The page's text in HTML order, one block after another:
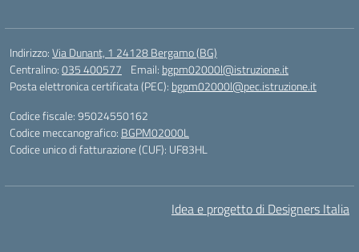
Indirizzo:Via Dunant, 1 24128 Bergamo (BG)
Centralino:035 400577 Email: bgpm02000l@istruzione.it
Posta elettronica certificata (PEC): bgpm02000l@pec.istruzione.it
Codice fiscale: 95024550162
Codice meccanografico: BGPM02000L
Codice unico di fatturazione (CUF): UF83HL
Idea e progetto di Designers Italia